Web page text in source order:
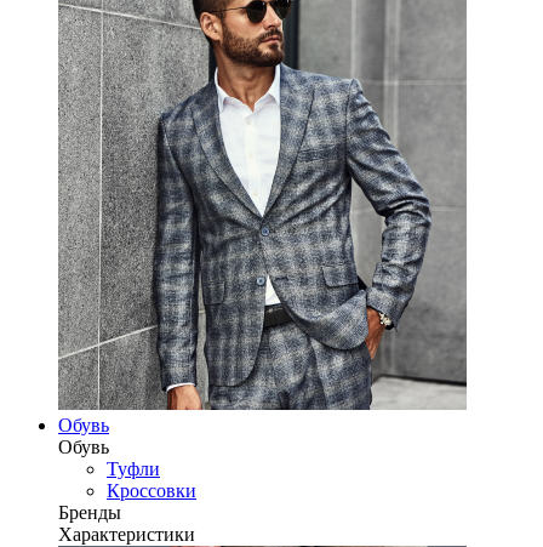
Обувь
Обувь
Туфли
Кроссовки
Бренды
Характеристики